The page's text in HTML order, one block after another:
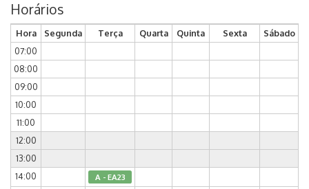
Horários
Hora Segunda Terça Quarta Quinta Sexta
Sábado
07:00
08:00
09:00
10:00
11:00
12:00
13:00
14:00
A - EA23